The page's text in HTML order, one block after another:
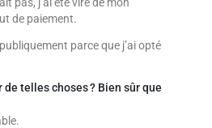
de paiement.
parce que j’ai opté
telles choses ? Bien sûr que